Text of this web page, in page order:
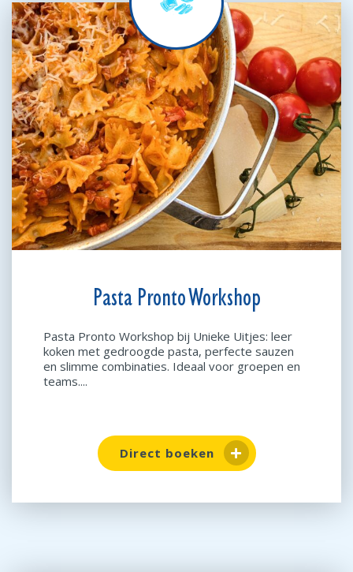
Pasta Pronto Workshop
Pasta Pronto Workshop bij Unieke Uitjes: leer
koken met gedroogde pasta, perfecte sauzen
en slimme combinaties. Ideaal voor groepen en
teams....
Direct boeken